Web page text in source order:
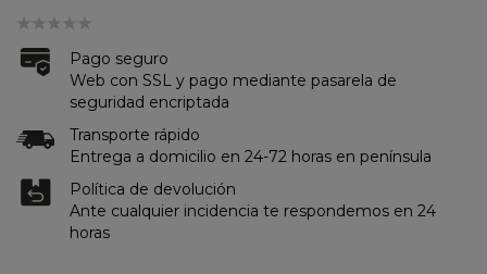
Pago seguro
Web con SSL y pago mediante pasarela de
seguridad encriptada
Transporte rápido
Entrega a domicilio en 24-72 horas en península
Política de devolución
Ante cualquier incidencia te respondemos en 24
horas